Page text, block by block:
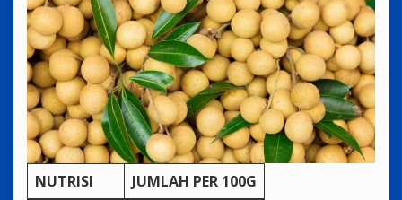
NUTRISI
JUMLAH PER 100G